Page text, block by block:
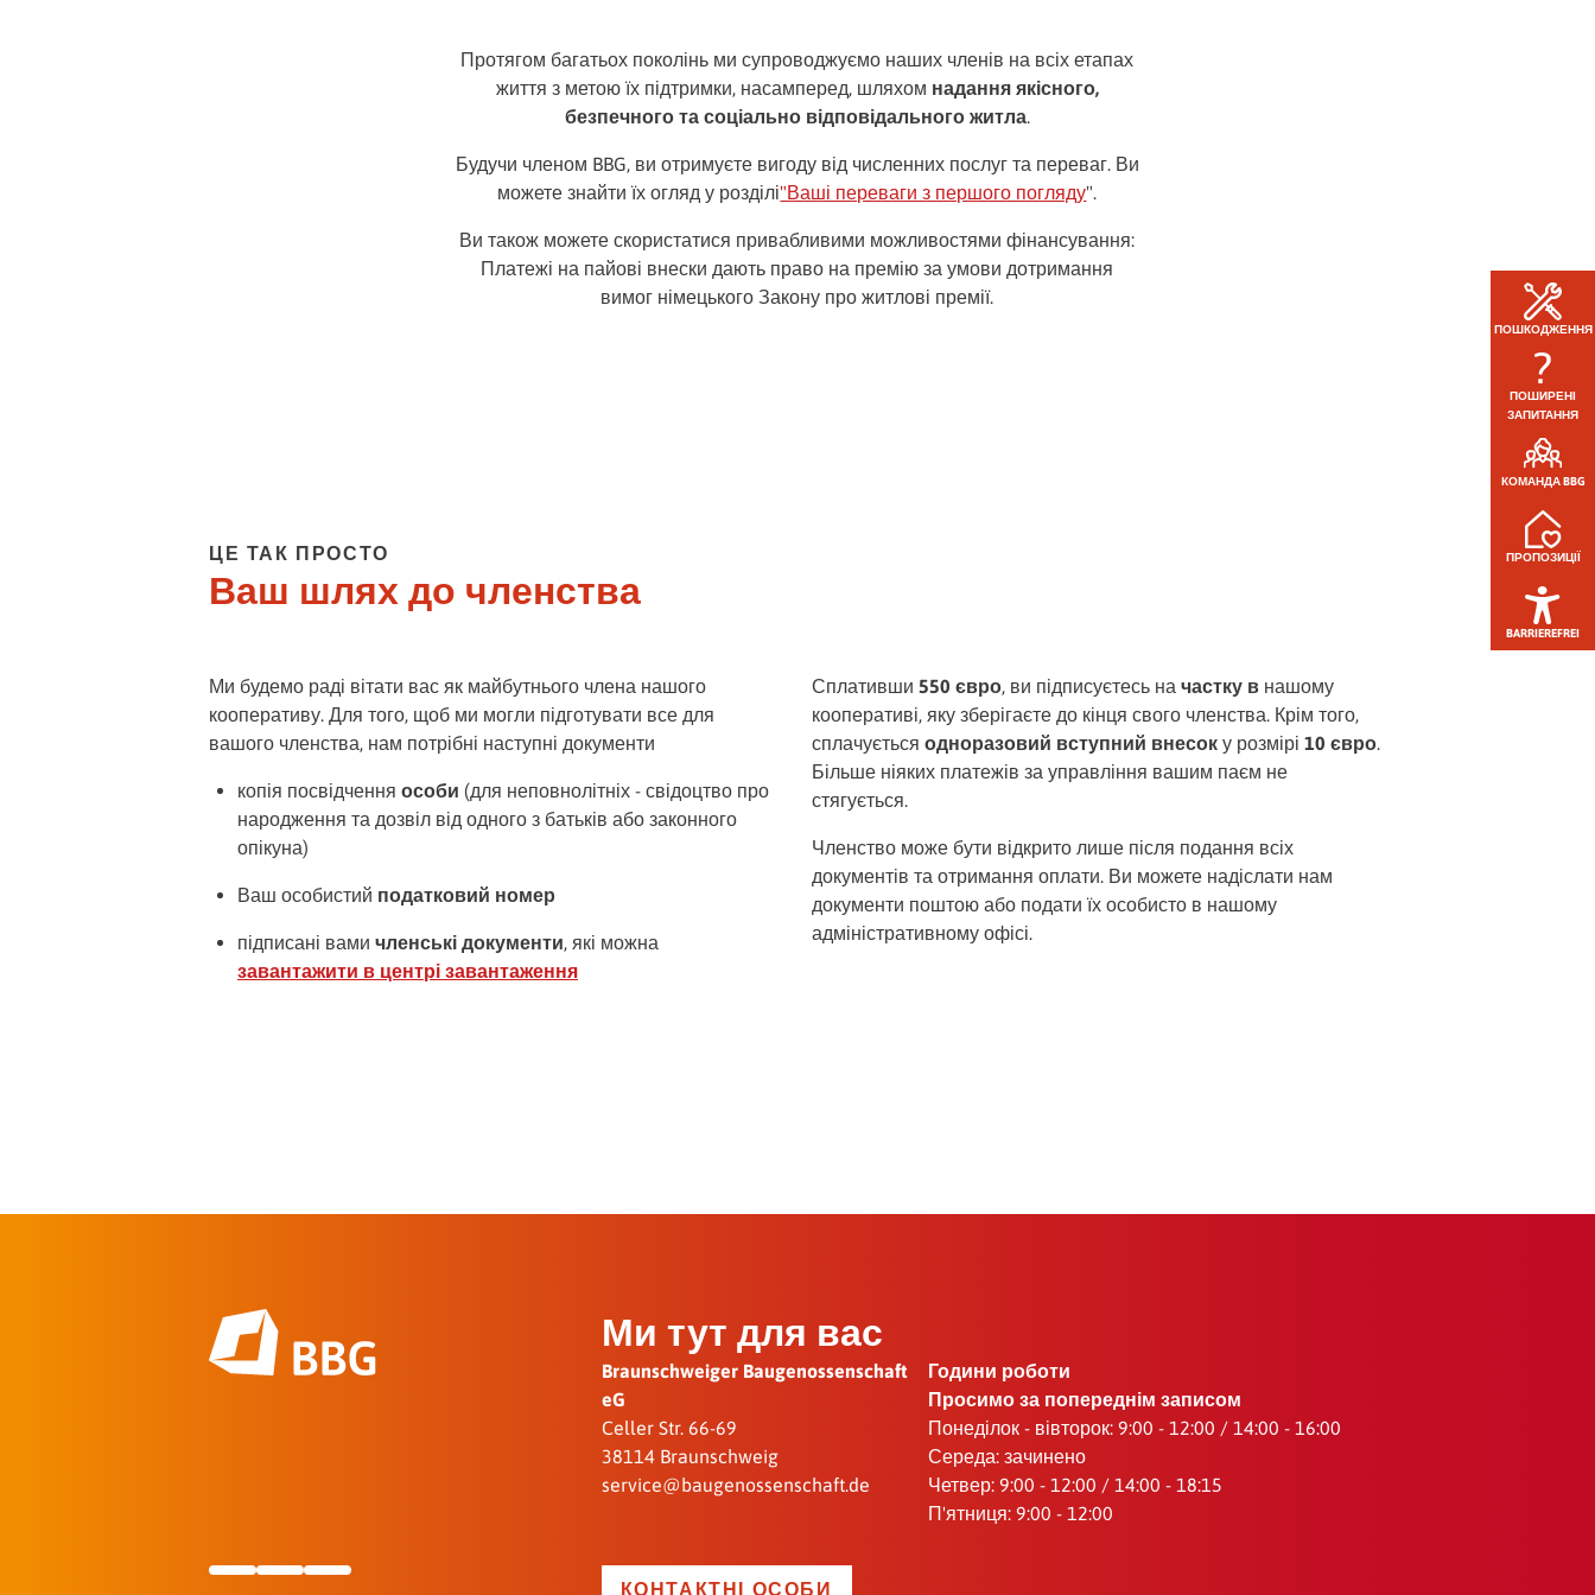
Протягом багатьох поколінь ми супроводжуємо наших членів на всіх етапах
життя з метою їх підтримки, насамперед, шляхом надання якісного,
безпечного та соціально відповідального житла.
Будучи членом BBG, ви отримуєте вигоду від численних послуг та переваг. Ви
можете знайти їх огляд у розділі"Ваші переваги з першого погляду".
Ви також можете скористатися привабливими можливостями фінансування:
Платежі на пайові внески дають право на премію за умови дотримання
вимог німецького Закону про житлові премії.
ЦЕ ТАК ПРОСТО
Ваш шлях до членства
Ми будемо раді вітати вас як майбутнього члена нашого
кооперативу. Для того, щоб ми могли підготувати все для
вашого членства, нам потрібні наступні документи
копія посвідчення особи (для неповнолітніх - свідоцтво про
народження та дозвіл від одного з батьків або законного
опікуна)
Ваш особистий податковий номер
підписані вами членські документи, які можна
завантажити в центрі завантаження
Сплативши 550 євро, ви підписуєтесь на частку внашому
кооперативі, яку зберігаєте до кінця свого членства. Крім того,
сплачується одноразовий вступний внесоку розмірі 10 євро.
Більше ніяких платежів за управління вашим паєм не
стягується.
Членство може бути відкрито лише після подання всіх
документів та отримання оплати. Ви можете надіслати нам
документи поштою або подати їх особисто в нашому
адміністративному офісі.
Ми тут для вас
Braunschweiger Baugenossenschaft
eG
Celler Str. 66-69
38114 Braunschweig
service@baugenossenschaft.de
Години роботи
Просимо за попереднім записом
Понеділок - вівторок: 9:00 - 12:00 / 14:00 - 16:00
Середа: зачинено
Четвер: 9:00 - 12:00 / 14:00 - 18:15
П'ятниця: 9:00 - 12:00
КОНТАКТНІ ОСОБИ
ПОШКОДЖЕННЯ
ПОШИРЕНІ
ЗАПИТАННЯ
КОМАНДА BBG
ПРОПОЗИЦІЇ
BARRIEREFREI